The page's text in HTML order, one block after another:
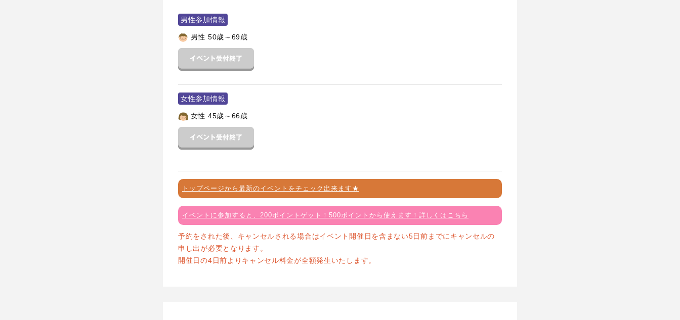
男性参加情報
男性 50歳～69歳
女性参加情報
女性 45歳～66歳
トップページから最新のイベントをチェック出来ます★
イベントに参加すると、200ポイントゲット！500ポイントから使えます！詳しくはこちら
予約をされた後、キャンセルされる場合はイベント開催日を含まない5日前までにキャンセルの
申し出が必要となります。
開催日の4日前よりキャンセル料金が全額発生いたします。